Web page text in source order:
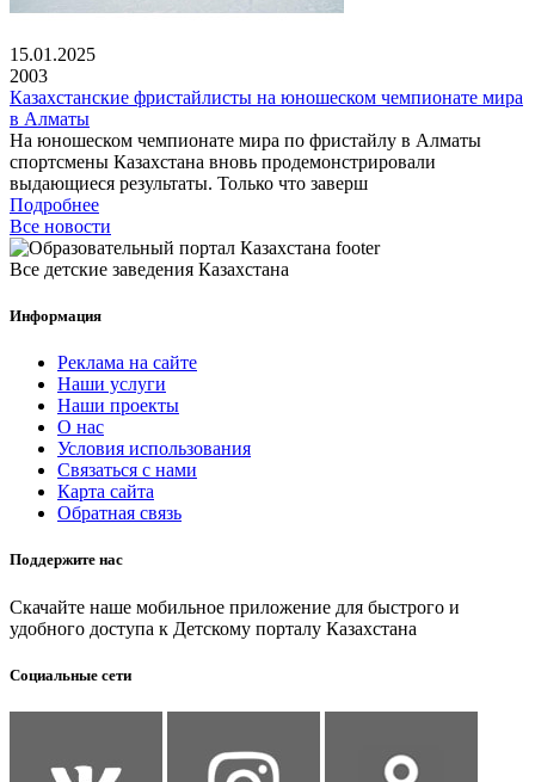
15.01.2025
2003
Казахстанские фристайлисты на юношеском чемпионате мира
в Алматы
На юношеском чемпионате мира по фристайлу в Алматы
спортсмены Казахстана вновь продемонстрировали
выдающиеся результаты. Только что заверш
Подробнее
Все новости
Все детские заведения Казахстана
Информация
Реклама на сайте
Наши услуги
Наши проекты
О нас
Условия использования
Связаться с нами
Карта сайта
Обратная связь
Поддержите нас
Скачайте наше мобильное приложение для быстрого и
удобного доступа к Детскому порталу Казахстана
Социальные сети